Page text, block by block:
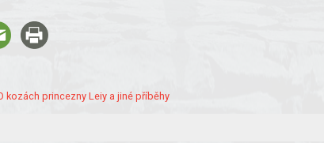
kozách princezny Leiy a jiné příběhy